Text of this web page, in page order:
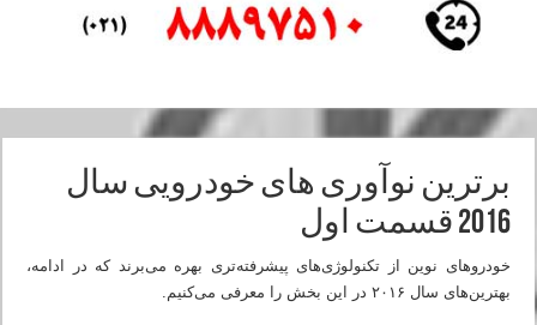
برترین نوآوری های خودرویی سال
2016 قسمت اول
خودروهای نوین از تکنولوژی‌های پیشرفته‌تری بهره‌ می‌برند که در ادامه،
بهترین‌های سال ۲۰۱۶ در این بخش را معرفی می‌کنیم.